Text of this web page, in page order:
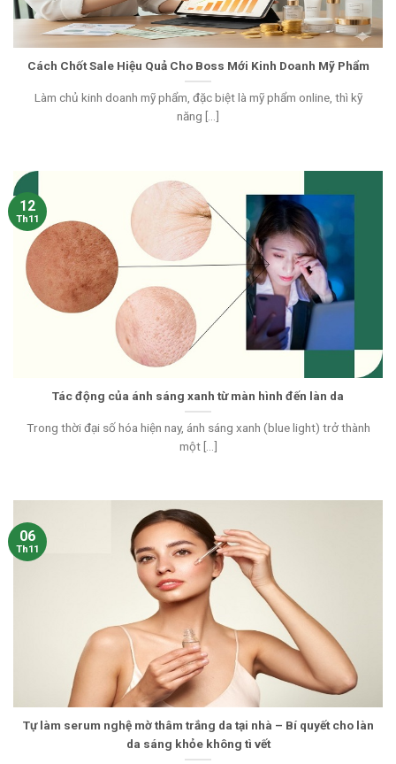
Cách Chốt Sale Hiệu Quả Cho Boss Mới Kinh Doanh Mỹ Phẩm
Làm chủ kinh doanh mỹ phẩm, đặc biệt là mỹ phẩm online, thì kỹ
năng [...]
Tác động của ánh sáng xanh từ màn hình đến làn da
Trong thời đại số hóa hiện nay, ánh sáng xanh (blue light) trở thành
một [...]
12
Th11
Tự làm serum nghệ mờ thâm trắng da tại nhà – Bí quyết cho làn
da sáng khỏe không tì vết
06
Th11